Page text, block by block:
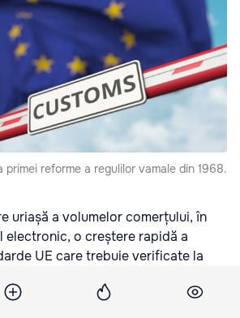
primei reforme a regulilor vamale din 1968.
uriașă a volumelor comerțului, în
electronic, o creștere rapidă a
UE care trebuie verificate la